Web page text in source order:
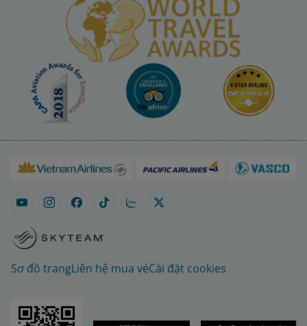
Sơ đồ trangLiên hệ mua véCài đặt cookies